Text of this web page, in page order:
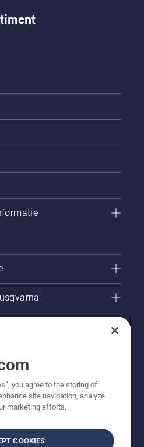
rechten voorbehouden. De
Alle
you agree to the storing of
site navigation, analyze
marketing efforts.
COOKIES